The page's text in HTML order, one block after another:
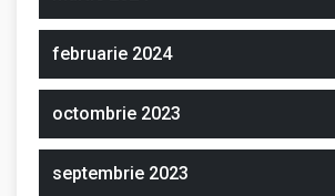
februarie 2024
octombrie 2023
septembrie 2023